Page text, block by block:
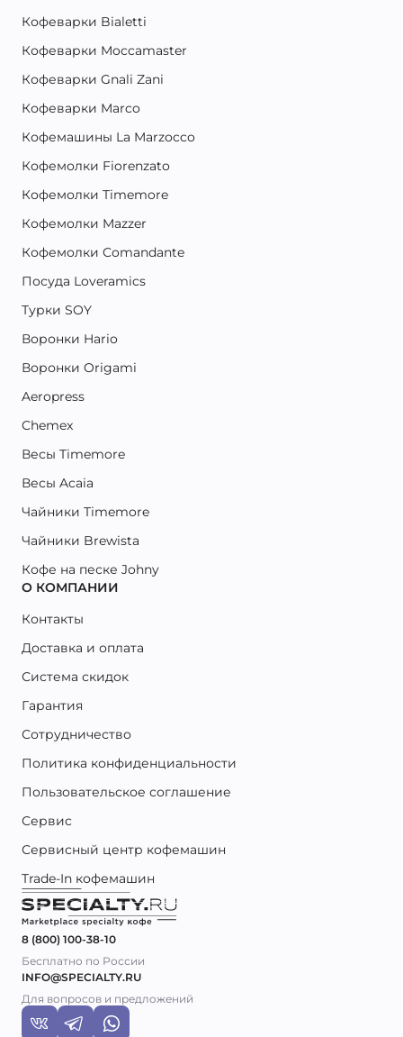
Кофеварки Bialetti
Кофеварки Moccamaster
Кофеварки Gnali Zani
Кофеварки Marco
Кофемашины La Marzocco
Кофемолки Fiorenzato
Кофемолки Timemore
Кофемолки Mazzer
Кофемолки Comandante
Посуда Loveramics
Турки SOY
Воронки Hario
Воронки Origami
Aeropress
Chemex
Весы Timemore
Весы Acaia
Чайники Timemore
Чайники Brewista
Кофе на песке Johny
О КОМПАНИИ
Контакты
Доставка и оплата
Система скидок
Гарантия
Сотрудничество
Политика конфиденциальности
Пользовательское соглашение
Сервис
Сервисный центр кофемашин
Trade-In кофемашин
8 (800) 100-38-10
Бесплатно по России
INFO@SPECIALTY.RU
Для вопросов и предложений